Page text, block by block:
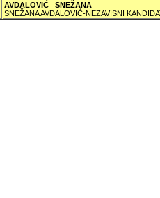
AVDALOVIĆ SNEŽANA
SNEŽANA AVDALOVIĆ-NEZAVISNI